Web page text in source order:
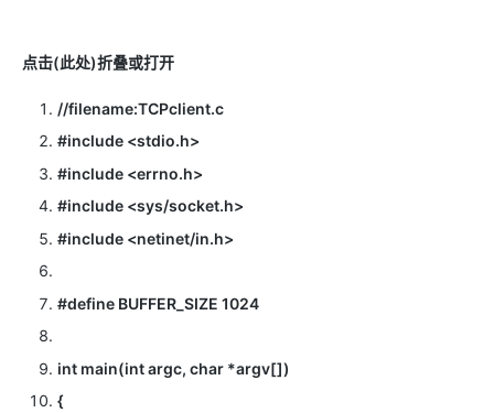
点击(此处)折叠或打开
//filename:TCPclient.c
#include <stdio.h>
#include <errno.h>
#include <sys/socket.h>
#include <netinet/in.h>
#define BUFFER_SIZE 1024
int main(int argc, char *argv[])
{